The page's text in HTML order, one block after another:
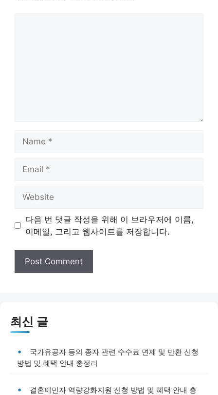
다음 번 댓글 작성을 위해 이 브라우저에 이름,
이메일, 그리고 웹사이트를 저장합니다.
최신 글
국가유공자 등의 종자 관련 수수료 면제 및 반환 신청
방법 및 혜택 안내 총정리
결혼이민자 역량강화지원 신청 방법 및 혜택 안내 총